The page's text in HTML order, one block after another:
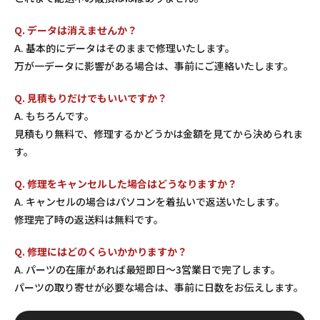
Q. データは消えませんか？
A. 基本的にデータはそのままで修理いたします。
万が一データに影響がある場合は、事前にご連絡いたします。
Q. 見積もりだけでもいいですか？
A. もちろんです。
見積もり無料で、修理するかどうかは金額を見てから決められま
す。
Q. 修理をキャンセルした場合はどうなりますか？
A. キャンセルの場合はパソコンを着払いで返送いたします。
修理完了時の返送料は無料です。
Q. 修理にはどのくらいかかりますか？
A. パーツの在庫があれば最短即日〜3営業日で完了します。
パーツの取り寄せが必要な場合は、事前に日数をお伝えします。